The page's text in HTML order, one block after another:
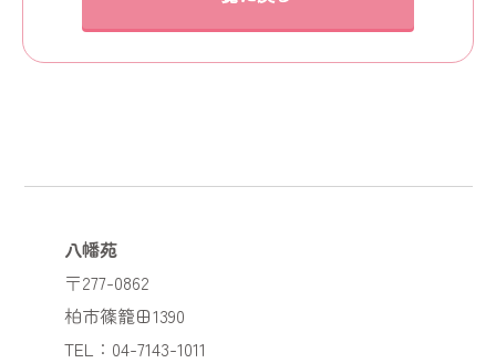
八幡苑
〒277-0862
柏市篠籠田1390
TEL：04-7143-1011